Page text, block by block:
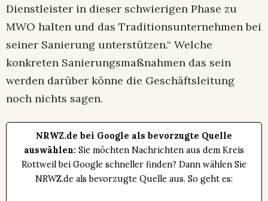
Dienstleister in dieser schwierigen Phase zu
MWO halten und das Traditionsunternehmen bei
seiner Sanierung unterstützen.“ Welche
konkreten Sanierungsmaßnahmen das sein
werden darüber könne die Geschäftsleitung
noch nichts sagen.
NRWZ.de bei Google als bevorzugte Quelle
auswählen: Sie möchten Nachrichten aus dem Kreis
Rottweil bei Google schneller finden? Dann wählen Sie
NRWZ.de als bevorzugte Quelle aus. So geht es: